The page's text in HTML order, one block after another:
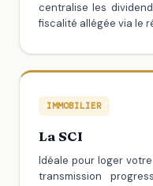
centralise les
fiscalité allégée via le
IMMOBILIER
La SCI
Idéale pour loger
transmission